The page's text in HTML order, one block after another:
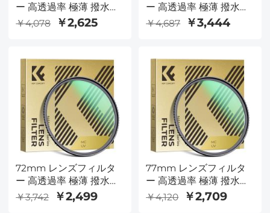
ー 高透過率 極薄 撥水防
汚 AGC日本製光学ガラ
ス レンズ保護用 MCUV
Dazzleシリーズ）
￥4,078 ￥2,625
ー 高透過率 極薄 撥水防
汚 AGC日本製光学ガラ
ス レンズ保護用 MCUV
Dazzleシリーズ）
￥4,687 ￥3,444
72mm レンズフィルタ
ー 高透過率 極薄 撥水防
汚 AGC日本製光学ガラ
ス レンズ保護用 MCUV
￥3,742 ￥2,499
77mm レンズフィルタ
ー 高透過率 極薄 撥水防
汚 AGC日本製光学ガラ
ス レンズ保護用 MCUV
￥4,120 ￥2,709